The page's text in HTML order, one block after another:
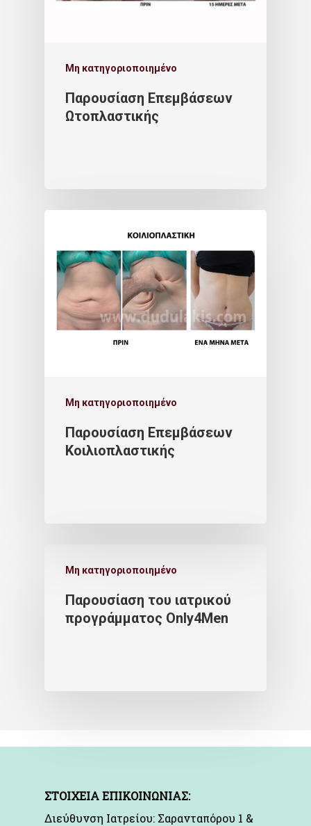
Μη κατηγοριοποιημένο
Παρουσίαση Επεμβάσεων
Ωτοπλαστικής
Μη κατηγοριοποιημένο
Παρουσίαση Επεμβάσεων
Κοιλιοπλαστικής
Μη κατηγοριοποιημένο
Παρουσίαση του ιατρικού
προγράμματος Only4Men
ΣΤΟΙΧΕΙΑ ΕΠΙΚΟΙΝΩΝΙΑΣ:
Διεύθυνση Ιατρείου: Σαρανταπόρου 1 &